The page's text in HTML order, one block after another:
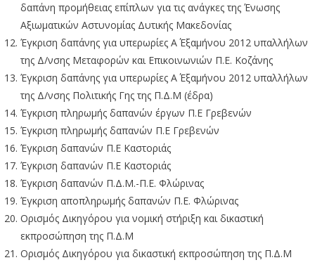
δαπάνη προμήθειας επίπλων για τις ανάγκες της Ένωσης
Αξιωματικών Αστυνομίας Δυτικής Μακεδονίας
Έγκριση δαπάνης για υπερωρίες Α΄ Εξαμήνου 2012 υπαλλήλων
της Δ/νσης Μεταφορών και Επικοινωνιών Π.Ε. Κοζάνης
Έγκριση δαπάνης για υπερωρίες Α΄ Εξαμήνου 2012 υπαλλήλων
της Δ/νσης Πολιτικής Γης της Π.Δ.Μ (έδρα)
Έγκριση πληρωμής δαπανών έργων Π.Ε Γρεβενών
Έγκριση πληρωμής δαπανών Π.Ε Γρεβενών
Έγκριση δαπανών Π.Ε Καστοριάς
Έγκριση δαπανών Π.Ε Καστοριάς
Έγκριση δαπανών Π.Δ.Μ.-Π.Ε. Φλώρινας
Έγκριση αποπληρωμής δαπανών Π.Ε. Φλώρινας
Ορισμός Δικηγόρου για νομική στήριξη και δικαστική
εκπροσώπηση της Π.Δ.Μ
Ορισμός Δικηγόρου για δικαστική εκπροσώπηση της Π.Δ.Μ